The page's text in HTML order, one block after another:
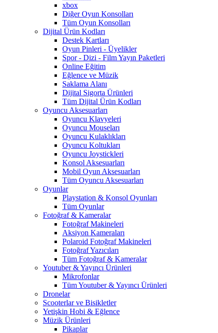
xbox
Diğer Oyun Konsolları
Tüm Oyun Konsolları
Dijital Ürün Kodları
Destek Kartları
Oyun Pinleri - Üyelikler
Spor - Dizi - Film Yayın Paketleri
Online Eğitim
Eğlence ve Müzik
Saklama Alanı
Dijital Sigorta Ürünleri
Tüm Dijital Ürün Kodları
Oyuncu Aksesuarları
Oyuncu Klavyeleri
Oyuncu Mouseları
Oyuncu Kulaklıkları
Oyuncu Koltukları
Oyuncu Joystickleri
Konsol Aksesuarları
Mobil Oyun Aksesuarları
Tüm Oyuncu Aksesuarları
Oyunlar
Playstation & Konsol Oyunları
Tüm Oyunlar
Fotoğraf & Kameralar
Fotoğraf Makineleri
Aksiyon Kameraları
Polaroid Fotoğraf Makineleri
Fotoğraf Yazıcıları
Tüm Fotoğraf & Kameralar
Youtuber & Yayıncı Ürünleri
Mikrofonlar
Tüm Youtuber & Yayıncı Ürünleri
Dronelar
Scooterlar ve Bisikletler
Yetişkin Hobi & Eğlence
Müzik Ürünleri
Pikaplar